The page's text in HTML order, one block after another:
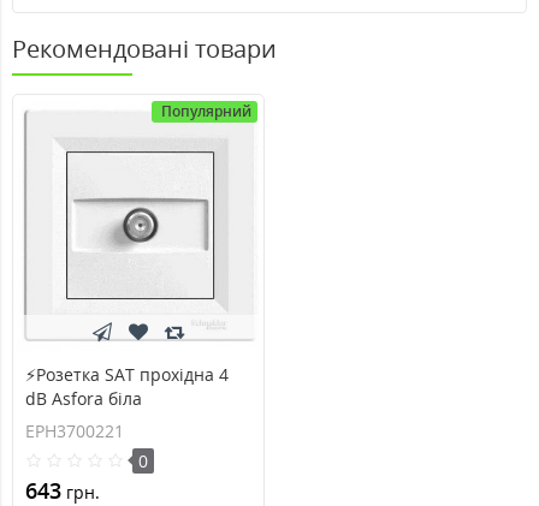
Рекомендовані товари
Популярний
⚡Розетка SAT прохідна 4
dB Asfora біла
(EPH3700221)
EPH3700221
0
643 грн.